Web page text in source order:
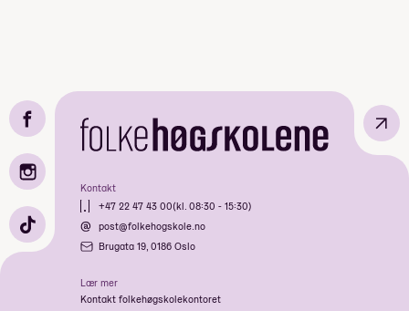
Kontakt
+47 22 47 43 00(kl. 08:30 - 15:30)
post@folkehogskole.no
Brugata 19, 0186 Oslo
Lær mer
Kontakt folkehøgskolekontoret
↗